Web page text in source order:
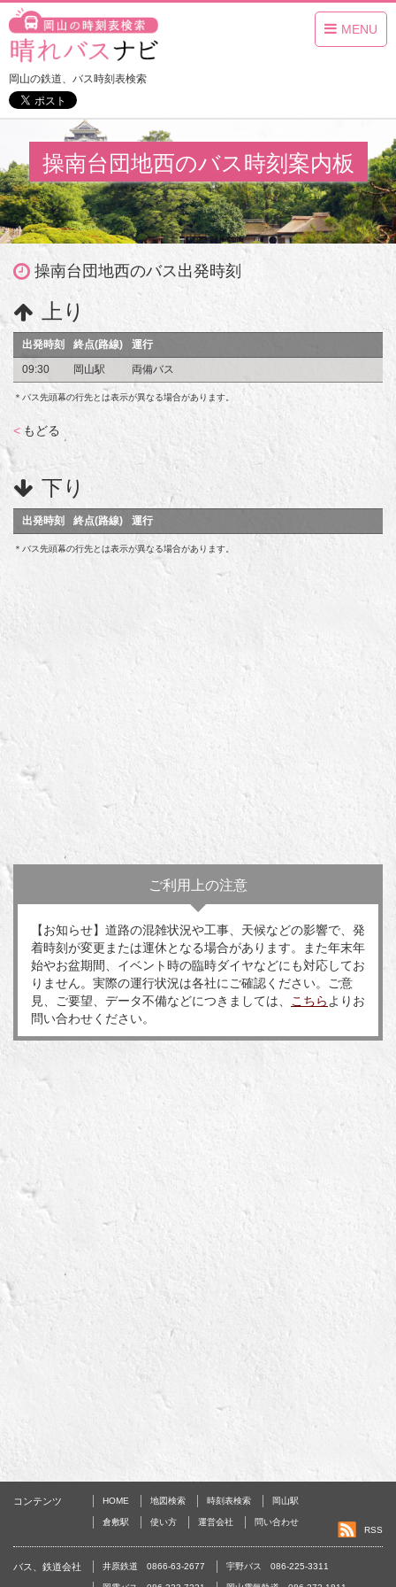
MENU
岡山の鉄道、バス時刻表検索
操南台団地西のバス時刻案内板
操南台団地西のバス出発時刻
上り
出発時刻 終点(路線)
運行
09:30
岡山駅 両備バス
＊バス先頭幕の行先とは表示が異なる場合があります。
< もどる
下り
出発時刻 終点(路線) 運行
＊バス先頭幕の行先とは表示が異なる場合があります。
ご利用上の注意
【お知らせ】道路の混雑状況や工事、天候などの影響で、発
着時刻が変更または運休となる場合があります。また年末年
始やお盆期間、イベント時の臨時ダイヤなどにも対応してお
りません。実際の運行状況は各社にご確認ください。ご意
見、ご要望、データ不備などにつきましては、
こちら よりお
問い合わせください。
コンテンツ HOME 地図検索 時刻表検索 岡山駅
倉敷駅 使い方 運営会社
問い合わせ
RSS
バス、鉄道会社 井原鉄道 0866-63-2677 宇野バス 086-225-3311